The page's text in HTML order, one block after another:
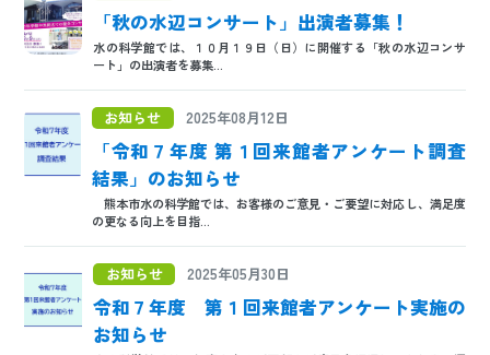
「秋の水辺コンサート」出演者募集！
水の科学館では、１０月１９日（日）に開催する「秋の水辺コンサ
ート」の出演者を募集...
お知らせ 2025年08月12日
「令和７年度 第１回来館者アンケート調査
結果」のお知らせ
熊本市水の科学館では、お客様のご意見・ご要望に対応し、満足度
の更なる向上を目指...
お知らせ 2025年05月30日
令和７年度 第１回来館者アンケート実施の
お知らせ